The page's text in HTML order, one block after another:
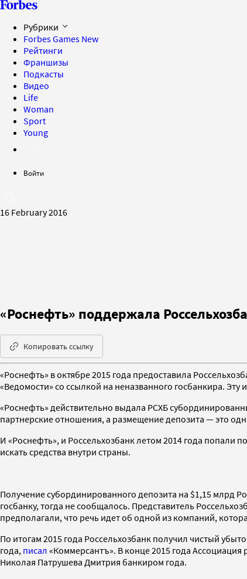
Рубрики
Forbes Games New
Рейтинги
Франшизы
Подкасты
Видео
Life
Woman
Sport
Young
Войти
16 February 2016
«Роснефть» поддержала
Копировать ссылку
«Роснефть» в октябре 2015 года предоставила
«Ведомости» со ссылкой на неназванного госбанкира.
«Роснефть» действительно выдала РСХБ
партнерские отношения, а размещение депозита — это
И «Роснефть», и Россельхозбанк летом 2014 года
искать средства внутри страны.
Получение субординированного депозита на $1,15 млрд
госбанку, тогда не сообщалось. Представитель
предполагали, что речь идет об одной из компаний,
По итогам 2015 года Россельхозбанк получил чистый
года, писал «Коммерсантъ». В конце 2015 года Ассоциация
Николая Патрушева Дмитрия банкиром года.